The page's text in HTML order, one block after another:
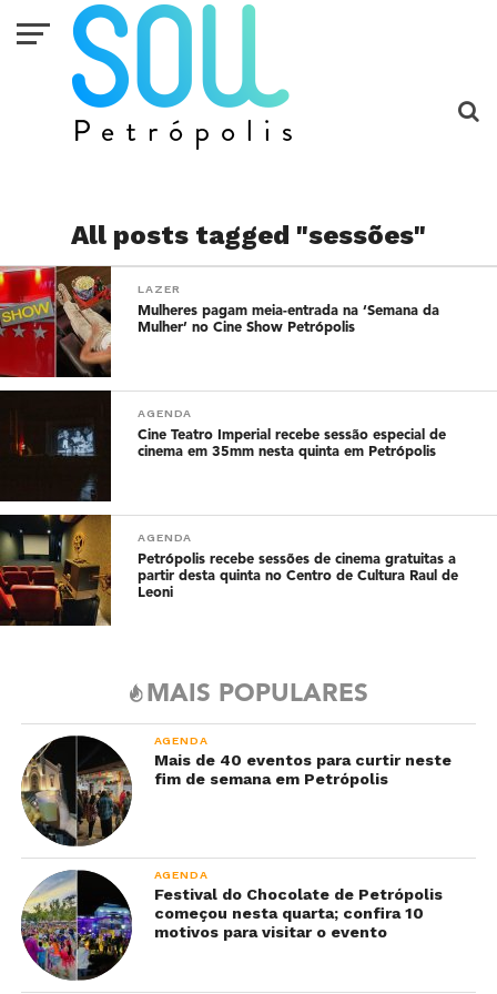
All posts tagged "sessões"
LAZER
Mulheres pagam meia-entrada na ‘Semana da
Mulher’ no Cine Show Petrópolis
AGENDA
Cine Teatro Imperial recebe sessão especial de
cinema em 35mm nesta quinta em Petrópolis
AGENDA
Petrópolis recebe sessões de cinema gratuitas a
partir desta quinta no Centro de Cultura Raul de
Leoni
MAIS POPULARES
AGENDA
Mais de 40 eventos para curtir neste
fim de semana em Petrópolis
AGENDA
Festival do Chocolate de Petrópolis
começou nesta quarta; confira 10
motivos para visitar o evento